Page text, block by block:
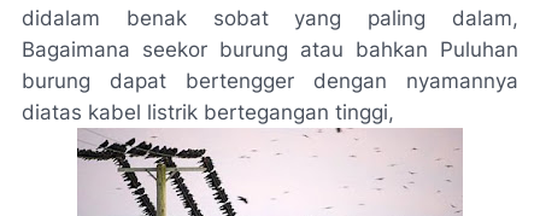
didalam benak sobat yang paling dalam,
Bagaimana seekor burung atau bahkan Puluhan
burung dapat bertengger dengan nyamannya
diatas kabel listrik bertegangan tinggi,